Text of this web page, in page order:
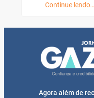
Continue lendo…
Agora além de